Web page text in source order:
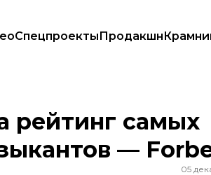
СпецпроектыПродакшн
— Forbes
рейтинг самых
—
05